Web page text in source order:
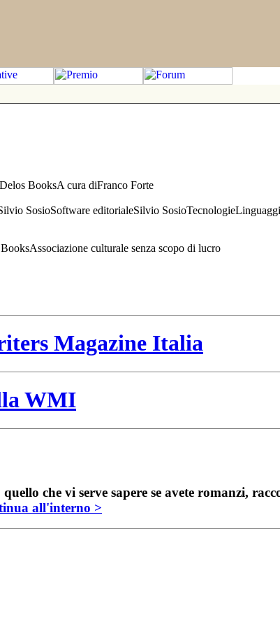
BooksA cura diFranco Forte
SosioSoftware editorialeSilvio
culturale senza scopo di lucro
Magazine Italia
WMI
che vi serve sapere se avete romanzi,
all'interno >